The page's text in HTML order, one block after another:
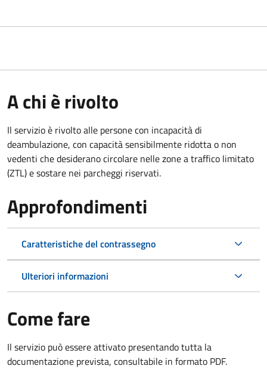
A chi è rivolto
Il servizio è rivolto alle persone con incapacità di
deambulazione, con capacità sensibilmente ridotta o non
vedenti che desiderano circolare nelle zone a traffico limitato
(ZTL) e sostare nei parcheggi riservati.
Approfondimenti
Caratteristiche del contrassegno
Ulteriori informazioni
Come fare
Il servizio può essere attivato presentando tutta la
documentazione prevista, consultabile in formato PDF.